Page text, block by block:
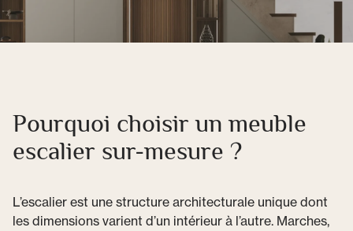
Pourquoi choisir un meuble
escalier sur-mesure ?
L’escalier est une structure architecturale unique dont
les dimensions varient d’un intérieur à l’autre. Marches,